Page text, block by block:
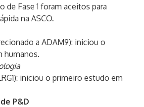
de Fase 1 foram aceitos para
na ASCO.
a ADAM9): iniciou o
humanos.
iniciou o primeiro estudo em
P&D